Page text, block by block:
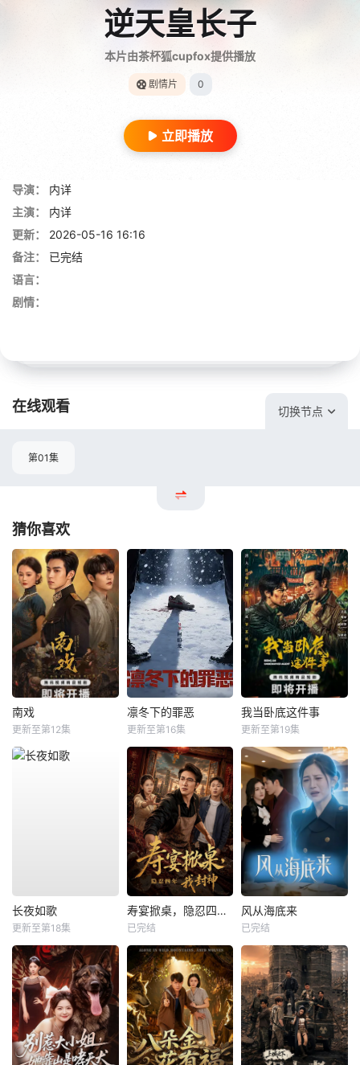
逆天皇长子
本片由茶杯狐cupfox提供播放
剧情片 0
立即播放
导演：
内详
主演：
内详
更新：
2026-05-16 16:16
备注：
已完结
语言：
剧情：
在线观看 切换节点
第01集
猜你喜欢
南戏
更新至第12集
凛冬下的罪恶
更新至第16集
我当卧底这件事
更新至第19集
长夜如歌
更新至第18集
寿宴掀桌，隐忍四年我封神
已完结
风从海底来
已完结